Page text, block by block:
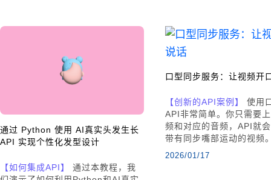
通过 Python 使用 AI真实头发生长
API 实现个性化发型设计
【如何集成API】
通过本教程，我
口型同步服务：让视频开
【创新的API案例】
使用
API非常简单。你只需要
频和对应的音频，API就
带有同步嘴部运动的视频
2026/01/17